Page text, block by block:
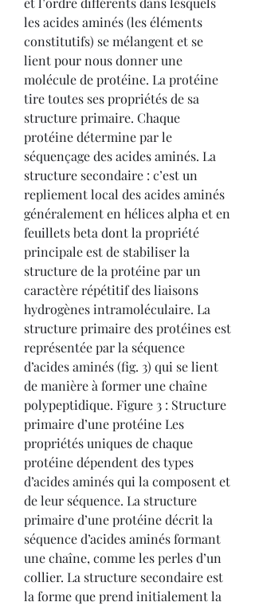
les acides aminés (les éléments
constitutifs) se mélangent et se
lient pour nous donner une
molécule de protéine. La protéine
tire toutes ses propriétés de sa
structure primaire. Chaque
protéine détermine par le
séquençage des acides aminés. La
structure secondaire : c’est un
repliement local des acides aminés
généralement en hélices alpha et en
feuillets beta dont la propriété
principale est de stabiliser la
structure de la protéine par un
caractère répétitif des liaisons
hydrogènes intramoléculaire. La
structure primaire des protéines est
représentée par la séquence
d’acides aminés (fig. 3) qui se lient
de manière à former une chaîne
polypeptidique. Figure 3 : Structure
primaire d’une protéine Les
propriétés uniques de chaque
protéine dépendent des types
d’acides aminés qui la composent et
de leur séquence. La structure
primaire d’une protéine décrit la
séquence d’acides aminés formant
une chaîne, comme les perles d’un
collier. La structure secondaire est
la forme que prend initialement la